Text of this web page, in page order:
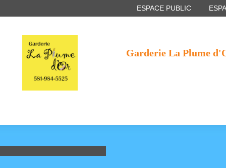
Garderie La Plume
ESPACE PUBLIC